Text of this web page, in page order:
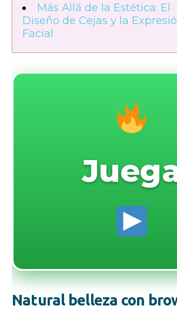
Más Allá de la Estética: El
Diseño de Cejas y la
Facial
Natural belleza con